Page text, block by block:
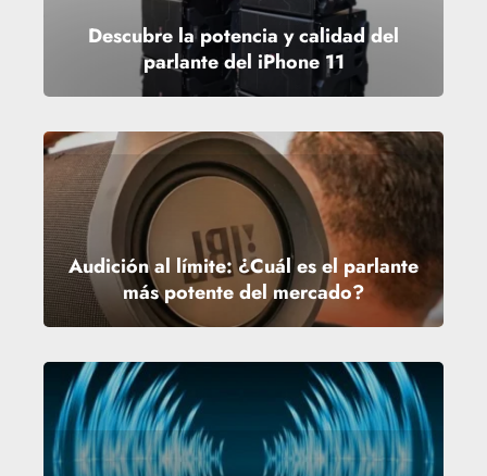
Descubre la potencia y calidad del
parlante del iPhone 11
Audición al límite: ¿Cuál es el parlante
más potente del mercado?